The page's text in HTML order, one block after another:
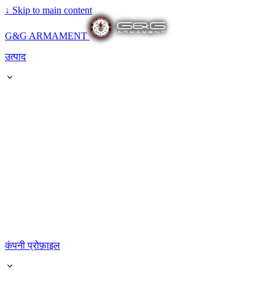
↓ Skip to main content
G&G ARMAMENT
उत्पाद
कंपनी प्रोफ़ाइल